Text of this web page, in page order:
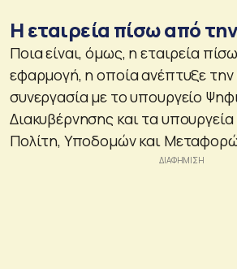
Η εταιρεία πίσω από
Ποια είναι, όμως, η εταιρεία
εφαρμογή, η οποία ανέπτυξε την
συνεργασία με το υπουργείο
Διακυβέρνησης και τα
Πολίτη, Υποδομών και